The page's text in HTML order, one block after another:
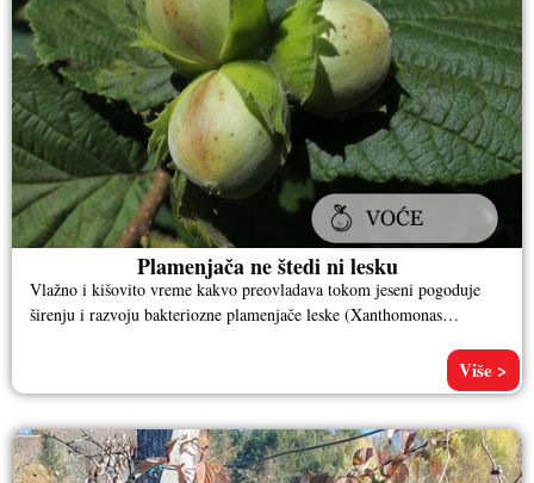
Plamenjača ne štedi ni lesku
Vlažno i kišovito vreme kakvo preovladava tokom jeseni pogoduje
širenju i razvoju bakteriozne plamenjače leske (Xanthomonas
Više >